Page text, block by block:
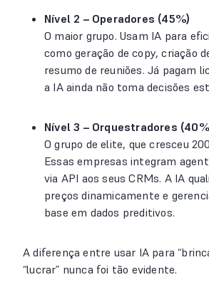
Nível 2 – Operadores (45%)
O maior grupo. Usam IA para
como geração de copy, criação
resumo de reuniões. Já pagam
a IA ainda não toma decisões
Nível 3 – Orquestradores
O grupo de elite, que cresceu
Essas empresas integram
via API aos seus CRMs. A IA
preços dinamicamente e
base em dados preditivos.
A diferença entre usar IA para
“lucrar” nunca foi tão evidente.